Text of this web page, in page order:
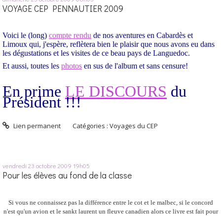
VOYAGE CEP PENNAUTIER 2009
Voici le (long) compte rendu de nos aventures en Cabardès et
Limoux qui, j'espère, reflètera bien le plaisir que nous avons eu dans
les dégustations et les visites de ce beau pays de Languedoc.
Et aussi, toutes les photos en sus de l'album et sans censure!
En prime LE DISCOURS du
Président !!!
Lien permanent Catégories :Voyages du CEP
vendredi 23 octobre 2009 19h05
Pour les élèves au fond de la classe
Si vous ne connaissez pas la différence entre le cot et le malbec, si le concord
n'est qu'un avion et le sankt laurent un fleuve canadien alors ce livre est fait pour